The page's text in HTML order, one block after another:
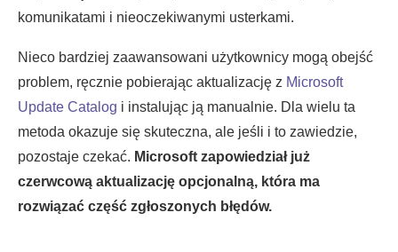
komunikatami i nieoczekiwanymi usterkami.
Nieco bardziej zaawansowani użytkownicy mogą obejść
problem, ręcznie pobierając aktualizację z Microsoft
Update Catalog i instalując ją manualnie. Dla wielu ta
metoda okazuje się skuteczna, ale jeśli i to zawiedzie,
pozostaje czekać. Microsoft zapowiedział już
czerwcową aktualizację opcjonalną, która ma
rozwiązać część zgłoszonych błędów.